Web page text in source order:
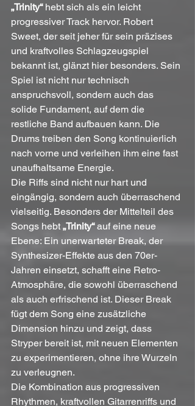
„Trinity“ hebt sich als ein leicht
progressiver Track hervor. Robert
Sweet, der seit jeher für sein präzises
und kraftvolles Schlagzeugspiel
bekannt ist, glänzt hier besonders. Sein
Spiel ist nicht nur technisch
anspruchsvoll, sondern auch das
solide Fundament, auf dem die
restliche Band aufbauen kann. Die
Drums treiben den Song kontinuierlich
nach vorne und verleihen ihm eine fast
unaufhaltsame Energie.
Die Riffs sind nicht nur hart und
eingängig, sondern auch überraschend
vielseitig. Besonders der Mittelteil des
Songs hebt „Trinity“ auf eine neue
Ebene: Ein unerwarteter Break, der
Synthesizer-Effekte aus den 70er-
Jahren einsetzt, schafft eine Retro-
Atmosphäre, die sowohl überraschend
als auch erfrischend ist. Dieser Break
fügt dem Song eine zusätzliche
Dimension hinzu und zeigt, dass
Stryper bereit ist, mit neuen Elementen
zu experimentieren, ohne ihre Wurzeln
zu verleugnen.
Die Kombination aus progressiven
Rhythmen, kraftvollen Gitarrenriffs und